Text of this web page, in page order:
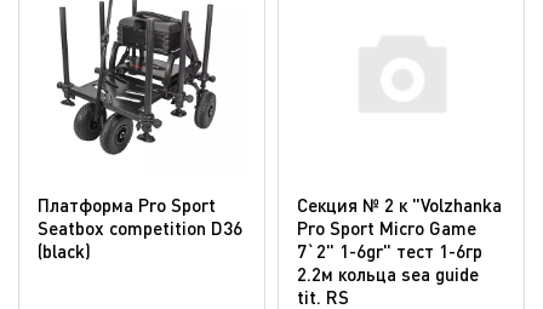
Платформа Pro Sport
Seatbox competition D36
(blaсk)
Секция № 2 к "Volzhanka
Pro Sport Micro Game
7`2" 1-6gr" тест 1-6гр
2.2м кольца sea guide
tit. RS